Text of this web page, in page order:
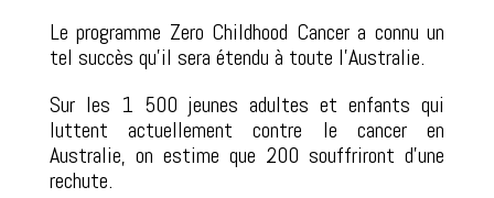
Le programme Zero Childhood Cancer a connu un
tel succès qu’il sera étendu à toute l’Australie.
Sur les 1 500 jeunes adultes et enfants qui
luttent actuellement contre le cancer en
Australie, on estime que 200 souffriront d’une
rechute.